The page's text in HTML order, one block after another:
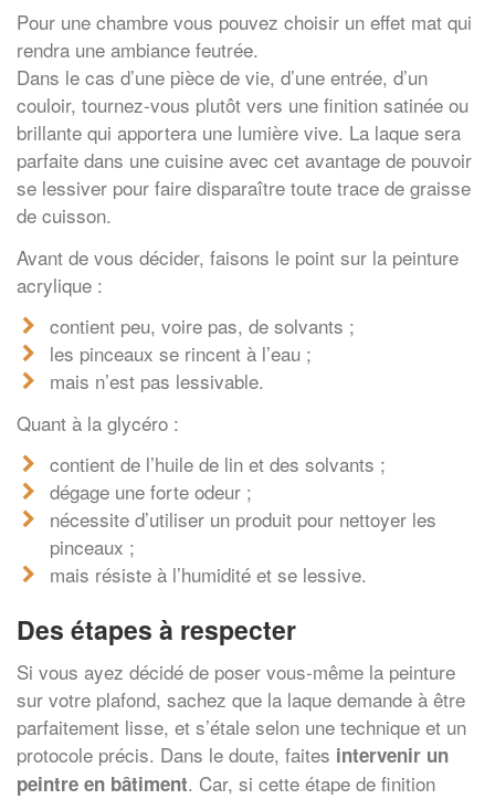
Pour une chambre vous pouvez choisir un effet mat qui
rendra une ambiance feutrée.
Dans le cas d’une pièce de vie, d’une entrée, d’un
couloir, tournez-vous plutôt vers une finition satinée ou
brillante qui apportera une lumière vive. La laque sera
parfaite dans une cuisine avec cet avantage de pouvoir
se lessiver pour faire disparaître toute trace de graisse
de cuisson.
Avant de vous décider, faisons le point sur la peinture
acrylique :
contient peu, voire pas, de solvants ;
les pinceaux se rincent à l’eau ;
mais n’est pas lessivable.
Quant à la glycéro :
contient de l’huile de lin et des solvants ;
dégage une forte odeur ;
nécessite d’utiliser un produit pour nettoyer les
pinceaux ;
mais résiste à l’humidité et se lessive.
Des étapes à respecter
Si vous ayez décidé de poser vous-même la peinture
sur votre plafond, sachez que la laque demande à être
parfaitement lisse, et s’étale selon une technique et un
protocole précis. Dans le doute, faites intervenir un
peintre en bâtiment. Car, si cette étape de finition